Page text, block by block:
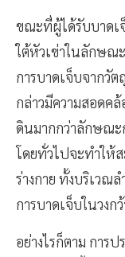
ขณะที่ผู้ได้รับบาดเ
ใต้หัวเข่าในลักษณ
การบาดเจ็บจากวั
กล่าวมีความสอดค
ดินมากกว่าลักษณะ
โดยทั่วไปจะทำให้
ร่างกาย ทั้งบริเวณ
การบาดเจ็บในวงก
อย่างไรก็ตาม การ